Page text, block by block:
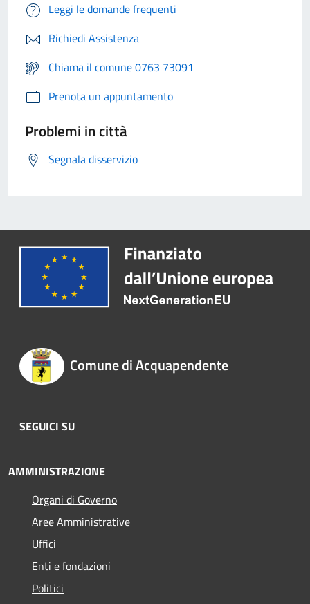
Leggi le domande frequenti
Richiedi Assistenza
Chiama il comune 0763 73091
Prenota un appuntamento
Problemi in città
Segnala disservizio
Comune di Acquapendente
SEGUICI SU
AMMINISTRAZIONE
Organi di Governo
Aree Amministrative
Uffici
Enti e fondazioni
Politici